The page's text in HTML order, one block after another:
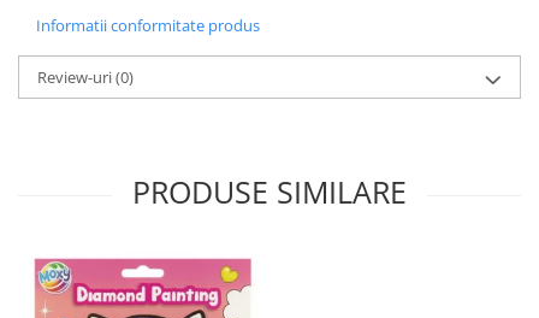
Informatii conformitate produs
Review-uri(0)
PRODUSE SIMILARE